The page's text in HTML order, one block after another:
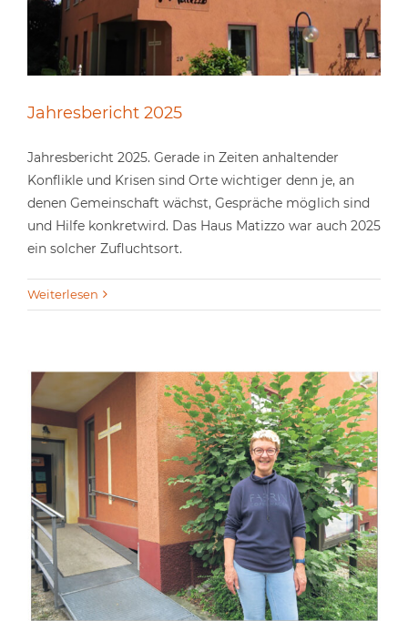
Jahresbericht 2025
Jahresbericht 2025. Gerade in Zeiten anhaltender
Konflikle und Krisen sind Orte wichtiger denn je, an
denen Gemeinschaft wächst, Gespräche möglich sind
und Hilfe konkretwird. Das Haus Matizzo war auch 2025
ein solcher Zufluchtsort.
Weiterlesen